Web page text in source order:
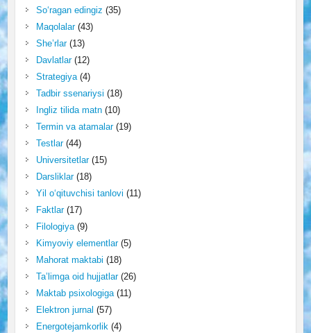
So‘ragan edingiz (35)
Maqolalar(43)
She’rlar(13)
Davlatlar(12)
Strategiya(4)
Tadbir ssenariysi (18)
Ingliz tilida matn(10)
Termin va atamalar(19)
Testlar(44)
Universitetlar(15)
Darsliklar(18)
Yil o‘qituvchisi tanlovi (11)
Faktlar(17)
Filologiya(9)
Kimyoviy elementlar(5)
Mahorat maktabi (18)
Ta’limga oid hujjatlar(26)
Maktab psixologiga(11)
Elektron jurnal (57)
Energotejamkorlik(4)